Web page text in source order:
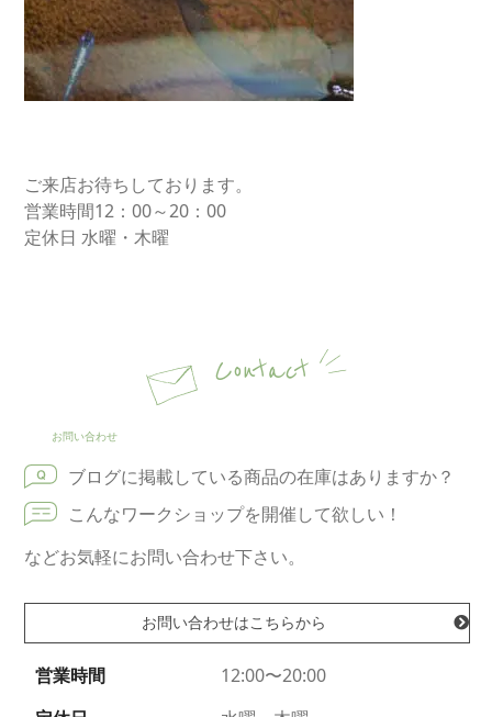
ご来店お待ちしております。
営業時間12：00～20：00
定休日 水曜・木曜
Contact
お問い合わせ
ブログに掲載している商品の在庫はありますか？
こんなワークショップを開催して欲しい！
などお気軽にお問い合わせ下さい。
お問い合わせはこちらから
営業時間
12:00〜20:00